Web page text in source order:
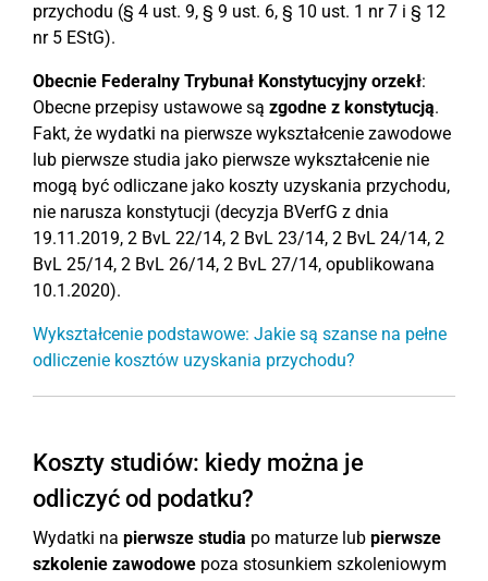
przychodu (§ 4 ust. 9, § 9 ust. 6, § 10 ust. 1 nr 7 i § 12
nr 5 EStG).
Obecnie Federalny Trybunał Konstytucyjny orzekł:
Obecne przepisy ustawowe są zgodne z konstytucją.
Fakt, że wydatki na pierwsze wykształcenie zawodowe
lub pierwsze studia jako pierwsze wykształcenie nie
mogą być odliczane jako koszty uzyskania przychodu,
nie narusza konstytucji (decyzja BVerfG z dnia
19.11.2019, 2 BvL 22/14, 2 BvL 23/14, 2 BvL 24/14, 2
BvL 25/14, 2 BvL 26/14, 2 BvL 27/14, opublikowana
10.1.2020).
Wykształcenie podstawowe: Jakie są szanse na pełne
odliczenie kosztów uzyskania przychodu?
Koszty studiów: kiedy można je
odliczyć od podatku?
Wydatki na pierwsze studia po maturze lub pierwsze
szkolenie zawodowe poza stosunkiem szkoleniowym